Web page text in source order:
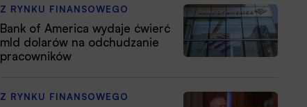
Z RYNKU FINANSOWEGO
Bank of America wydaje ćwierć
mld dolarów na odchudzanie
pracowników
Z RYNKU FINANSOWEGO